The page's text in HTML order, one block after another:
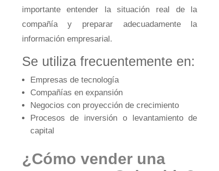
importante entender la situación real de la
compañía y preparar adecuadamente la
información empresarial.
Se utiliza frecuentemente en:
Empresas de tecnología
Compañías en expansión
Negocios con proyección de crecimiento
Procesos de inversión o levantamiento de
capital
¿Cómo vender una